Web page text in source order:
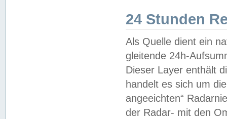
24 Stunden
Als Quelle dient ein
gleitende 24h-
Dieser Layer enthält
handelt es sich um
angeeichten“
der Radar- mit den